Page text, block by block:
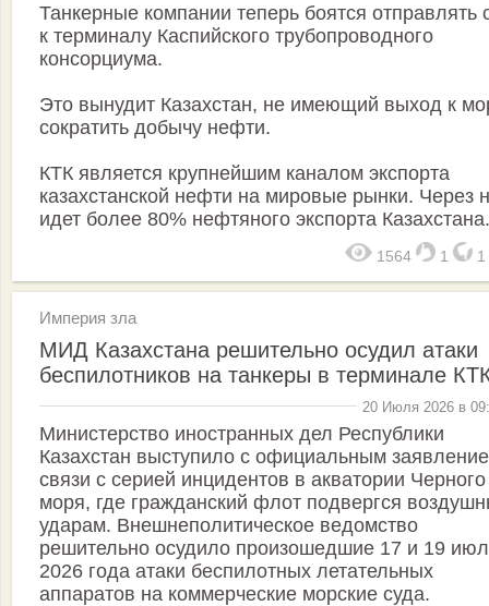
Танкерные компании теперь боятся отправлять
к терминалу Каспийского трубопроводного
консорциума.
Это вынудит Казахстан, не имеющий выход к
сократить добычу нефти.
КТК является крупнейшим каналом экспорта
казахстанской нефти на мировые рынки. Через
идет более 80% нефтяного экспорта Казахстана.
1564 1 1
Империя зла
МИД Казахстана решительно осудил атаки
беспилотников на танкеры в терминале
20 Июля 2026 в
Министерство иностранных дел Республики
Казахстан выступило с официальным
связи с серией инцидентов в акватории Черного
моря, где гражданский флот подвергся
ударам. Внешнеполитическое ведомство
решительно осудило произошедшие 17 и 19
2026 года атаки беспилотных летательных
аппаратов на коммерческие морские суда.